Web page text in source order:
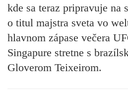
kde sa teraz pripravuje na
o titul majstra sveta vo
hlavnom zápase večera
Singapure stretne s
Gloverom Teixeirom.